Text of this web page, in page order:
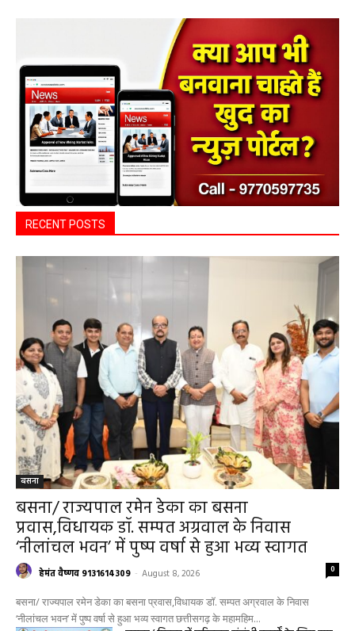
RECENT POSTS
बसना
बसना/ राज्यपाल रमेन डेका का बसना
प्रवास,विधायक डॉ. सम्पत अग्रवाल के निवास
‘नीलांचल भवन’ में पुष्प वर्षा से हुआ भव्य स्वागत
हेमंत वैष्णव 9131614309 August 8, 2026